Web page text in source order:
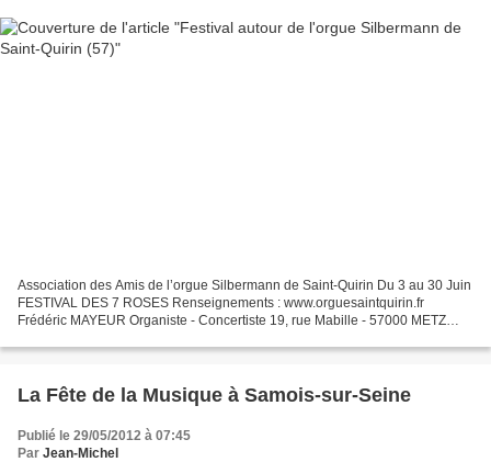
Association des Amis de l’orgue Silbermann de Saint-Quirin Du 3 au 30 Juin
FESTIVAL DES 7 ROSES Renseignements : www.orguesaintquirin.fr
Frédéric MAYEUR Organiste - Concertiste 19, rue Mabille - 57000 METZ
La Fête de la Musique à Samois-sur-Seine
Publié le 29/05/2012 à 07:45
Par Jean-Michel